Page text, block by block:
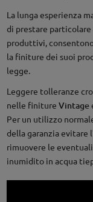
La lunga esperienza
di prestare
produttivi,
la finiture dei suoi
legge.
Leggere tolleranze
nelle finiture Vintage
Per un utilizzo
della garanzia evitare
rimuovere le
inumidito in acqua